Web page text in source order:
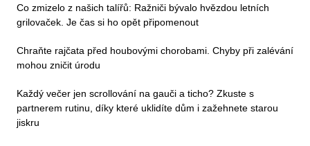
Co zmizelo z našich talířů: Ražniči bývalo hvězdou letních
grilovaček. Je čas si ho opět připomenout
Chraňte rajčata před houbovými chorobami. Chyby při zalévání
mohou zničit úrodu
Každý večer jen scrollování na gauči a ticho? Zkuste s
partnerem rutinu, díky které uklidíte dům i zažehnete starou
jiskru